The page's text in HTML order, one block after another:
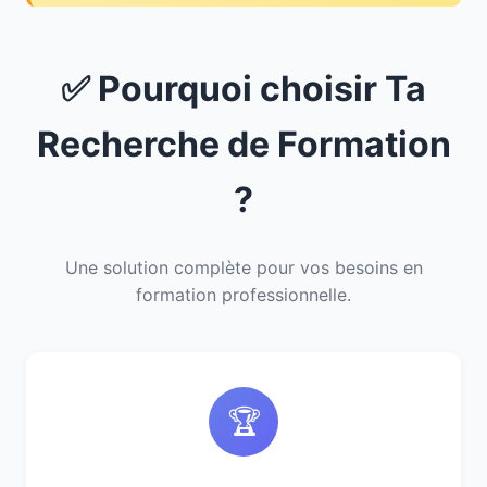
✅ Pourquoi choisir Ta
Recherche de Formation
?
Une solution complète pour vos besoins en
formation professionnelle.
🏆